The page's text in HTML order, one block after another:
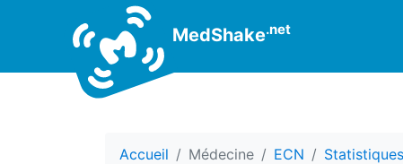
MedShake.net
Accueil Médecine ECN